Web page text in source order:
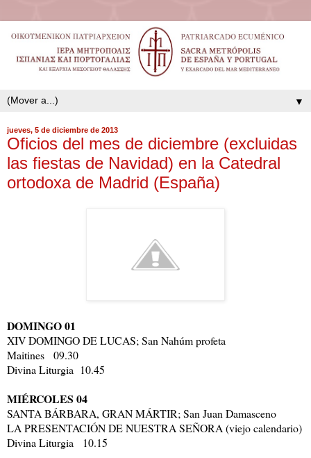
▼
jueves, 5 de diciembre de 2013
Oficios del mes de diciembre (excluidas
las fiestas de Navidad) en la Catedral
ortodoxa de Madrid (España)
DOMINGO 01
XIV DOMINGO DE LUCAS; San Nahúm profeta
Maitines 09.30
Divina Liturgia 10.45
MIÉRCOLES 04
SANTA BÁRBARA, GRAN MÁRTIR; San Juan Damasceno
LA PRESENTACIÓN DE NUESTRA SEÑORA (viejo calendario)
Divina Liturgia 10.15